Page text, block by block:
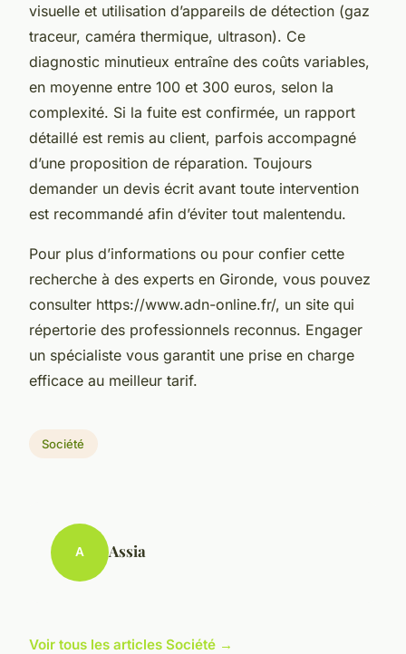
visuelle et utilisation d’appareils de détection (gaz
traceur, caméra thermique, ultrason). Ce
diagnostic minutieux entraîne des coûts variables,
en moyenne entre 100 et 300 euros, selon la
complexité. Si la fuite est confirmée, un rapport
détaillé est remis au client, parfois accompagné
d’une proposition de réparation. Toujours
demander un devis écrit avant toute intervention
est recommandé afin d’éviter tout malentendu.
Pour plus d’informations ou pour confier cette
recherche à des experts en Gironde, vous pouvez
consulter https://www.adn-online.fr/, un site qui
répertorie des professionnels reconnus. Engager
un spécialiste vous garantit une prise en charge
efficace au meilleur tarif.
Société
A Assia
Voir tous les articles Société →